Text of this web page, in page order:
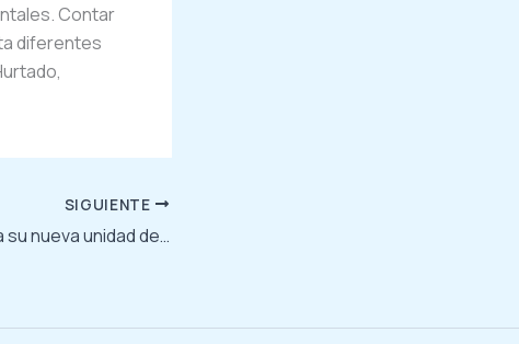
Contar
diferentes
SIGUIENTE
ALLSAI destaca su nueva unidad de negocios de DRIVES